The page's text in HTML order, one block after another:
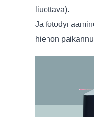
liuottava).
Ja
hienon